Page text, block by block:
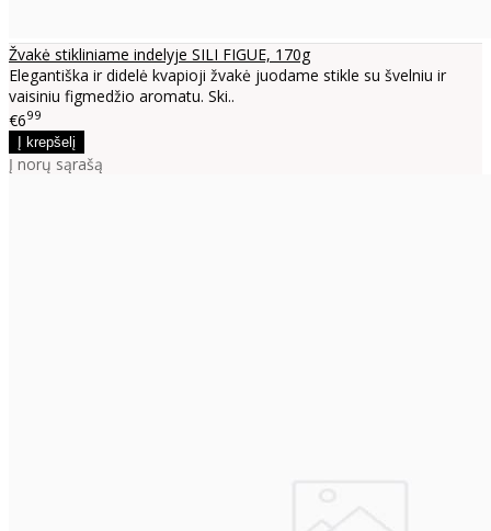
Žvakė stikliniame indelyje SILI FIGUE, 170g
Elegantiška ir didelė kvapioji žvakė juodame stikle su švelniu ir
vaisiniu figmedžio aromatu. Ski..
€699
Į norų sąrašą